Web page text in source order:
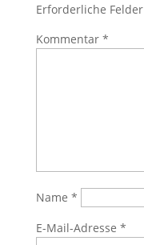
Erforderliche
Kommentar *
Name *
E-Mail-Adresse *